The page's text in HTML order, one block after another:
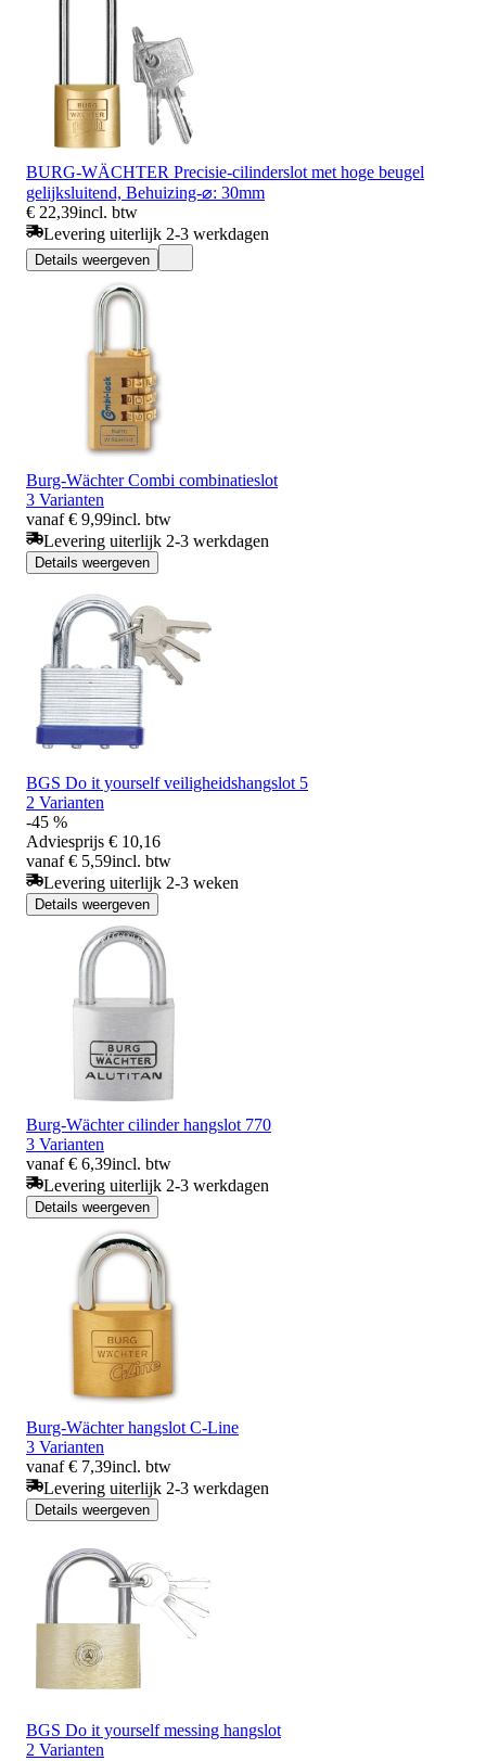
BURG-WÄCHTER Precisie-cilinderslot met hoge beugel
gelijksluitend, Behuizing-⌀: 30mm
€ 22,39incl. btw
Levering uiterlijk 2-3 werkdagen
Details weergeven
Burg-Wächter Combi combinatieslot
3 Varianten
vanaf € 9,99incl. btw
Levering uiterlijk 2-3 werkdagen
Details weergeven
BGS Do it yourself veiligheidshangslot 5
2 Varianten
-45 %
Adviesprijs € 10,16
vanaf € 5,59incl. btw
Levering uiterlijk 2-3 weken
Details weergeven
Burg-Wächter cilinder hangslot 770
3 Varianten
vanaf € 6,39incl. btw
Levering uiterlijk 2-3 werkdagen
Details weergeven
Burg-Wächter hangslot C-Line
3 Varianten
vanaf € 7,39incl. btw
Levering uiterlijk 2-3 werkdagen
Details weergeven
BGS Do it yourself messing hangslot
2 Varianten